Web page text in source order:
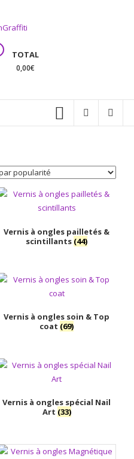
TOTAL
0,00€
Vernis à ongles pailletés &
scintillants (44)
Vernis à ongles soin & Top
coat (69)
Vernis à ongles spécial Nail
Art (33)